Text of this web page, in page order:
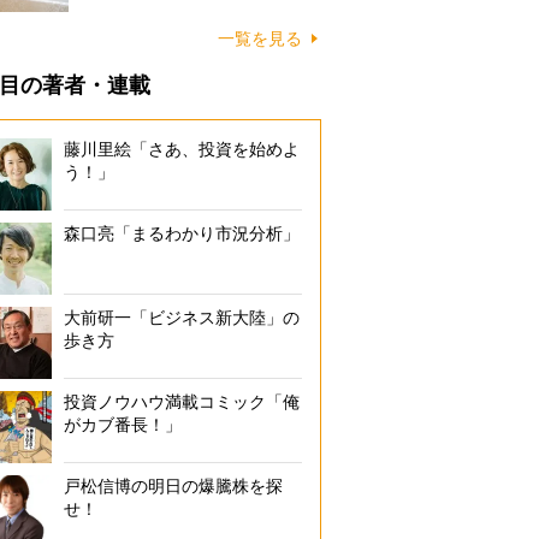
一覧を見る
の著者・連載
藤川里絵「さあ、投資を始めよ
う！」
森口亮「まるわかり市況分析」
大前研一「ビジネス新大陸」の
歩き方
投資ノウハウ満載コミック「俺
がカブ番長！」
戸松信博の明日の爆騰株を探
せ！